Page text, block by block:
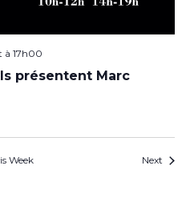
à 17h00
présentent Marc
Week Next